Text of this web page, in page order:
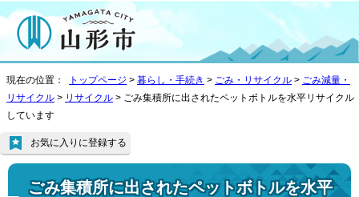
現在の位置： トップページ > 暮らし・手続き > ごみ・リサイクル > ごみ減量・
リサイクル > リサイクル > ごみ集積所に出されたペットボトルを水平リサイクル
しています
ごみ集積所に出されたペットボトルを水平
お気に入りに登録する